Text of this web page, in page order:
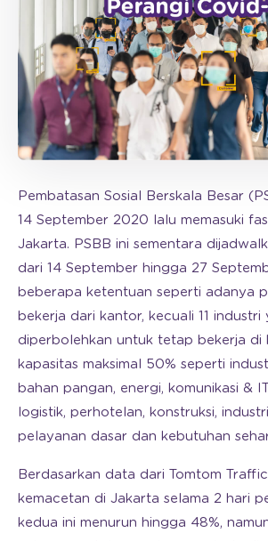
Pembatasan Sosial Berskala Besar
14 September 2020 lalu memasuki
Jakarta. PSBB ini sementara
dari 14 September hingga 27
beberapa ketentuan seperti adanya
bekerja dari kantor, kecuali 11 industri
diperbolehkan untuk tetap bekerja di
kapasitas maksimal 50% seperti
bahan pangan, energi, komunikasi &
logistik, perhotelan, konstruksi,
pelayanan dasar dan kebutuhan
Berdasarkan data dari Tomtom
kemacetan di Jakarta selama 2 hari
kedua ini menurun hingga 48%,